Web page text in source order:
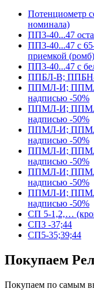
Потенциометр
номинала)
ПП3-40...47
ПП3-40...47 с
приемкой (ромб)
ПП3-40...47 с
ППБЛ-В;
ППМЛ-И;
надписью -50%
ППМЛ-И;
надписью -50%
ППМЛ-И;
надписью -50%
ППМЛ-И;
надписью -50%
ППМЛ-И;
надписью -50%
ППМЛ-И;
надписью -50%
СП 5-1,2,…
СП3 -37;44
СП5-35;39;44
Покупаем
Покупаем по самым